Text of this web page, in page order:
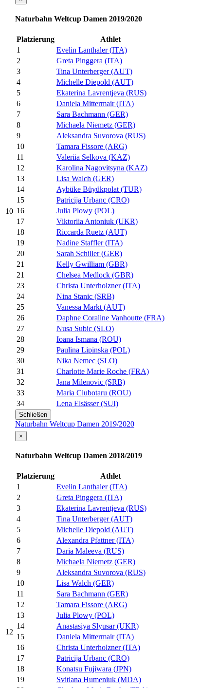
10
Naturbahn Weltcup Damen 2019/2020
Platzierung
Athlet
1
Evelin Lanthaler (ITA)
2
Greta Pinggera (ITA)
3
Tina Unterberger (AUT)
4
Michelle Diepold (AUT)
5
Ekaterina Lavrentjeva (RUS)
6
Daniela Mittermair (ITA)
7
Sara Bachmann (GER)
8
Michaela Niemetz (GER)
9
Aleksandra Suvorova (RUS)
10
Tamara Fissore (ARG)
11
Valeriia Selkova (KAZ)
12
Karolina Nagovitsyna (KAZ)
13
Lisa Walch (GER)
14
Aybüke Büyükpolat (TUR)
15
Patricija Urbanc (CRO)
16
Julia Plowy (POL)
17
Viktoriia Antoniuk (UKR)
18
Riccarda Ruetz (AUT)
19
Nadine Staffler (ITA)
20
Sarah Schiller (GER)
21
Kelly Gwilliam (GBR)
21
Chelsea Medlock (GBR)
23
Christa Unterholzner (ITA)
24
Nina Stanic (SRB)
25
Vanessa Markt (AUT)
26
Daphne Coraline Vanhoutte (FRA)
27
Nusa Subic (SLO)
28
Ioana Ismana (ROU)
29
Paulina Lipinska (POL)
30
Nika Nemec (SLO)
31
Charlotte Marie Roche (FRA)
32
Jana Milenovic (SRB)
33
Maria Ciubotaru (ROU)
34
Lena Elsässer (SUI)
Schließen
Naturbahn Weltcup Damen 2019/2020
12
×
Naturbahn Weltcup Damen 2018/2019
Platzierung
Athlet
1
Evelin Lanthaler (ITA)
2
Greta Pinggera (ITA)
3
Ekaterina Lavrentjeva (RUS)
4
Tina Unterberger (AUT)
5
Michelle Diepold (AUT)
6
Alexandra Pfattner (ITA)
7
Daria Maleeva (RUS)
8
Michaela Niemetz (GER)
9
Aleksandra Suvorova (RUS)
10
Lisa Walch (GER)
11
Sara Bachmann (GER)
12
Tamara Fissore (ARG)
13
Julia Plowy (POL)
14
Anastasiya Slyusar (UKR)
15
Daniela Mittermair (ITA)
16
Christa Unterholzner (ITA)
17
Patricija Urbanc (CRO)
18
Konatsu Fujiwara (JPN)
19
Svitlana Humeniuk (MDA)